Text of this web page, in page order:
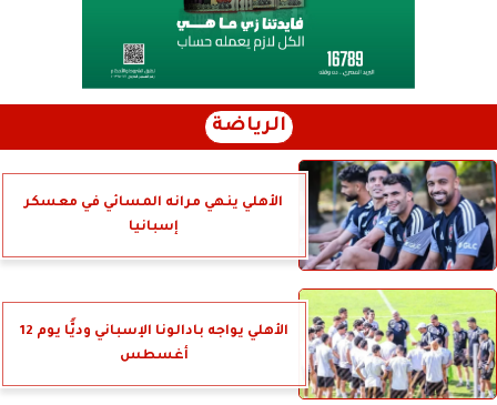
الرياضة
الأهلي ينهي مرانه المسائي في معسكر
إسبانيا
الأهلي يواجه بادالونا الإسباني وديًّا يوم 12
أغسطس